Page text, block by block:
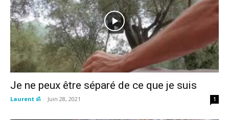
Je ne peux être séparé de ce que je suis
Laurent ॐ - Juin 28, 2021 1